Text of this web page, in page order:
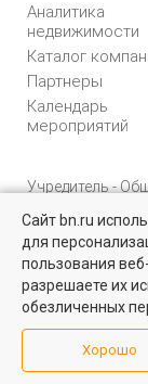
Квартиры на
Более 10 тысяч
собственников и
Аналитика
недвижимости
Каталог
Партнеры
Календарь
мероприятий
Учредитель -
"Управляющая
компания
недвижимости"
8 (812) 331-93-56
reklama@bn.ru
Сайт bn.ru
для
пользования
разрешаете их
обезличенных
Хорошо